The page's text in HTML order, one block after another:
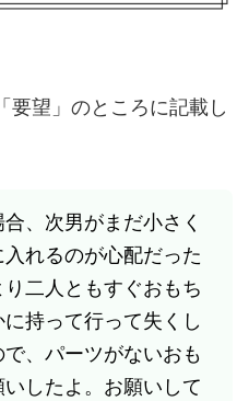
要望」のところに記載し
、次男がまだ小さく
れるのが心配だった
二人ともすぐおもち
持って行って失くし
、パーツがないおも
したよ。お願いして